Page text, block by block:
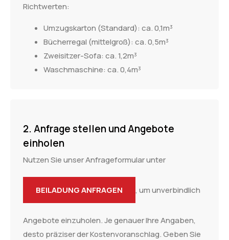
Richtwerten:
Umzugskarton (Standard): ca. 0,1m³
Bücherregal (mittelgroß): ca. 0,5m³
Zweisitzer-Sofa: ca. 1,2m³
Waschmaschine: ca. 0,4m³
2. Anfrage stellen und Angebote
einholen
Nutzen Sie unser Anfrageformular unter
BEILADUNG ANFRAGEN , um unverbindlich
Angebote einzuholen. Je genauer Ihre Angaben,
desto präziser der Kostenvoranschlag. Geben Sie